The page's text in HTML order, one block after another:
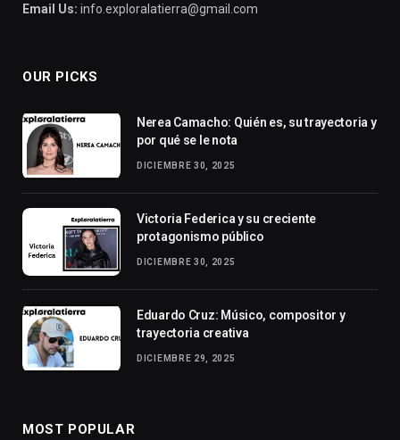
Email Us: info.exploralatierra@gmail.com
OUR PICKS
Nerea Camacho: Quién es, su trayectoria y
por qué se le nota
DICIEMBRE 30, 2025
Victoria Federica y su creciente
protagonismo público
DICIEMBRE 30, 2025
Eduardo Cruz: Músico, compositor y
trayectoria creativa
DICIEMBRE 29, 2025
MOST POPULAR